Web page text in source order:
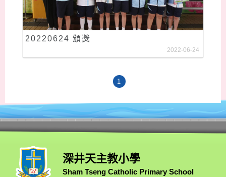
20220624 頒獎
2022-06-24
1
深井天主教小學
Sham Tseng Catholic Primary School